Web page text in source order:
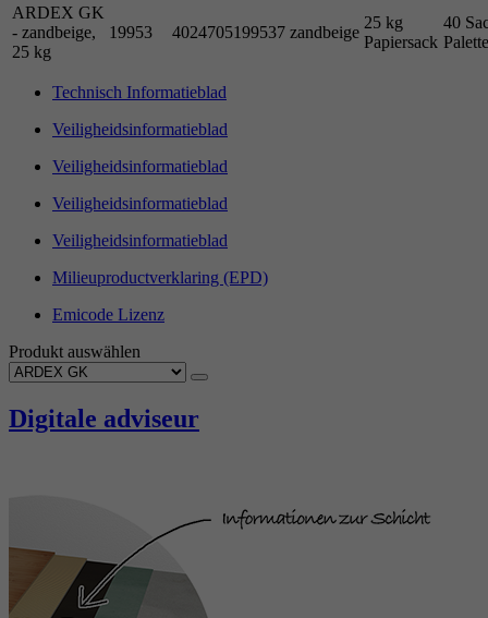
ARDEX GK
- zandbeige,
25 kg
19953 4024705199537 zandbeige
25 kg
Papiersack
40
Palette
Technisch Informatieblad
Veiligheidsinformatieblad
Veiligheidsinformatieblad
Veiligheidsinformatieblad
Veiligheidsinformatieblad
Milieuproductverklaring (EPD)
Emicode Lizenz
Produkt auswählen
Digitale adviseur